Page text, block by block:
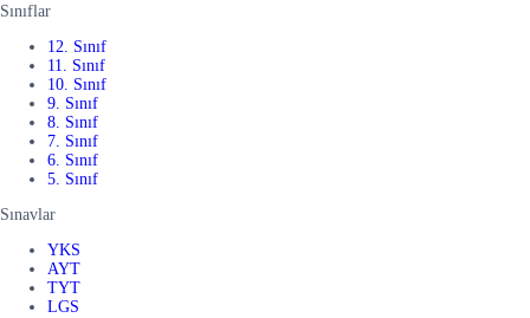
Sınıflar
12. Sınıf
11. Sınıf
10. Sınıf
9. Sınıf
8. Sınıf
7. Sınıf
6. Sınıf
5. Sınıf
Sınavlar
YKS
AYT
TYT
LGS